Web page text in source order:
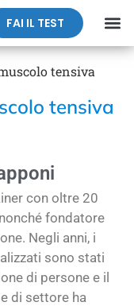
FAI IL TEST
tensiva
tensiva
con oltre 20
fondatore
Negli anni, i
sono stati
di persone e il
di settore ha